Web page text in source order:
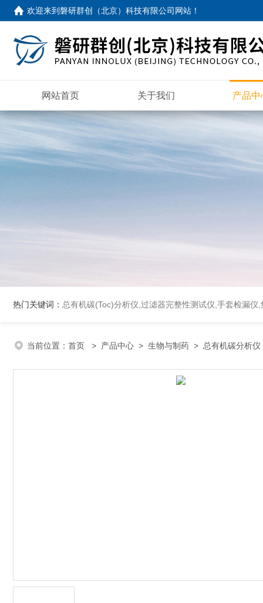
欢迎来到磐研群创（北京）科技有限公司网站 ！
网站首页 关于我们 产品中
热门关键词： 总有机碳(Toc)分析仪 过滤器完整性测试仪 手套检漏仪
当前位置： 首页 > 产品中心 > 生物与制药 > 总有机碳分析仪